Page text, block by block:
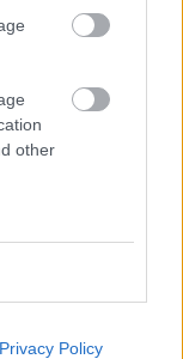
other
Privacy Policy
szerint az
és a
részek